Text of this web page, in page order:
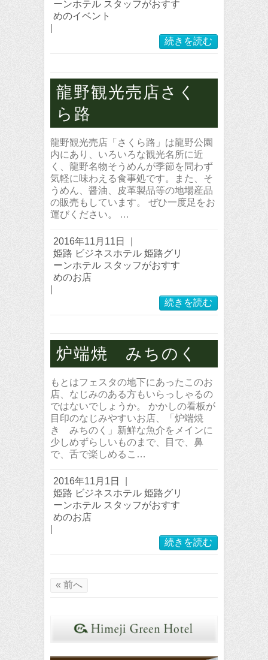
ーンホテル スタッフがおすす
めのイベント
続きを読む
龍野観光売店さく
ら路
龍野観光売店「さくら路」は龍野公園
内にあり、いろいろな観光名所に近
く、龍野名物そうめんが季節を問わず
気軽に味わえる食事処です。また、そ
うめん、醤油、皮革製品等の地場産品
の販売もしています。 ぜひ一度足をお
運びください。 …
2016年11月11日
姫路 ビジネスホテル 姫路グリ
ーンホテル スタッフがおすす
めのお店
続きを読む
炉端焼 みちのく
もとはフェスタの地下にあったこのお
店、なじみのある方もいらっしゃるの
ではないでしょうか。 かかしの看板が
目印のなじみやすいお店、「炉端焼
き みちのく」新鮮な魚介をメインに
少しめずらしいものまで、目で、鼻
で、舌で楽しめるこ…
2016年11月1日
姫路 ビジネスホテル 姫路グリ
ーンホテル スタッフがおすす
めのお店
続きを読む
« 前へ